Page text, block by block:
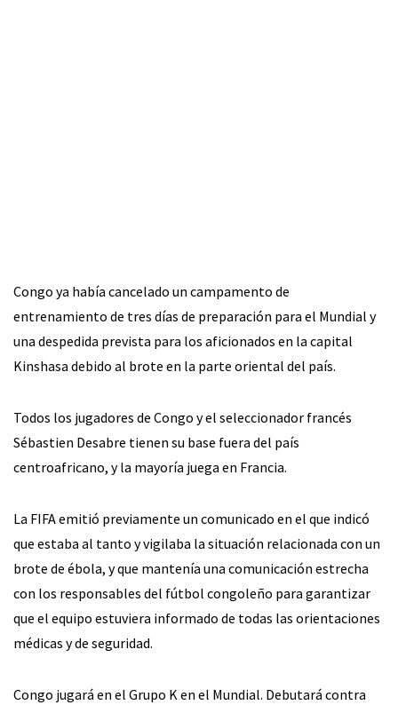
Congo ya había cancelado un campamento de
entrenamiento de tres días de preparación para el Mundial y
una despedida prevista para los aficionados en la capital
Kinshasa debido al brote en la parte oriental del país.
Todos los jugadores de Congo y el seleccionador francés
Sébastien Desabre tienen su base fuera del país
centroafricano, y la mayoría juega en Francia.
La FIFA emitió previamente un comunicado en el que indicó
que estaba al tanto y vigilaba la situación relacionada con un
brote de ébola, y que mantenía una comunicación estrecha
con los responsables del fútbol congoleño para garantizar
que el equipo estuviera informado de todas las orientaciones
médicas y de seguridad.
Congo jugará en el Grupo K en el Mundial. Debutará contra